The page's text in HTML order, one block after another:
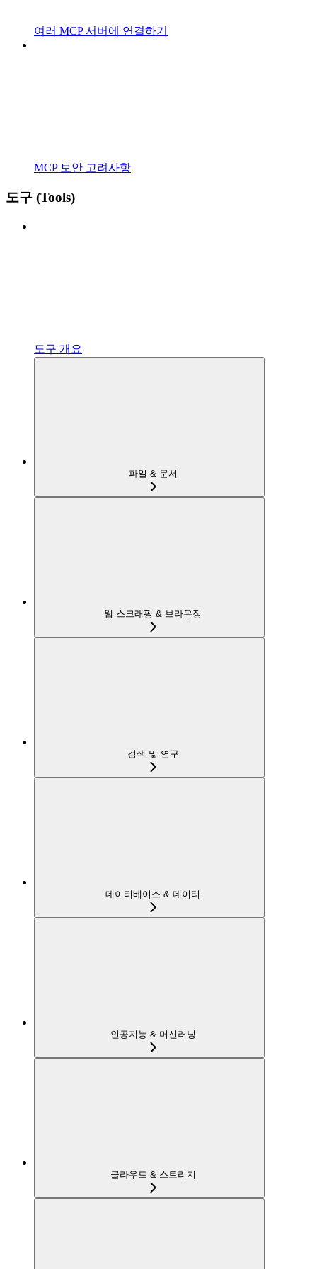
여러 MCP 서버에 연결하기
MCP 보안 고려사항
도구 (Tools)
도구 개요
파일 & 문서
웹 스크래핑 & 브라우징
검색 및 연구
데이터베이스 & 데이터
인공지능 & 머신러닝
클라우드 & 스토리지